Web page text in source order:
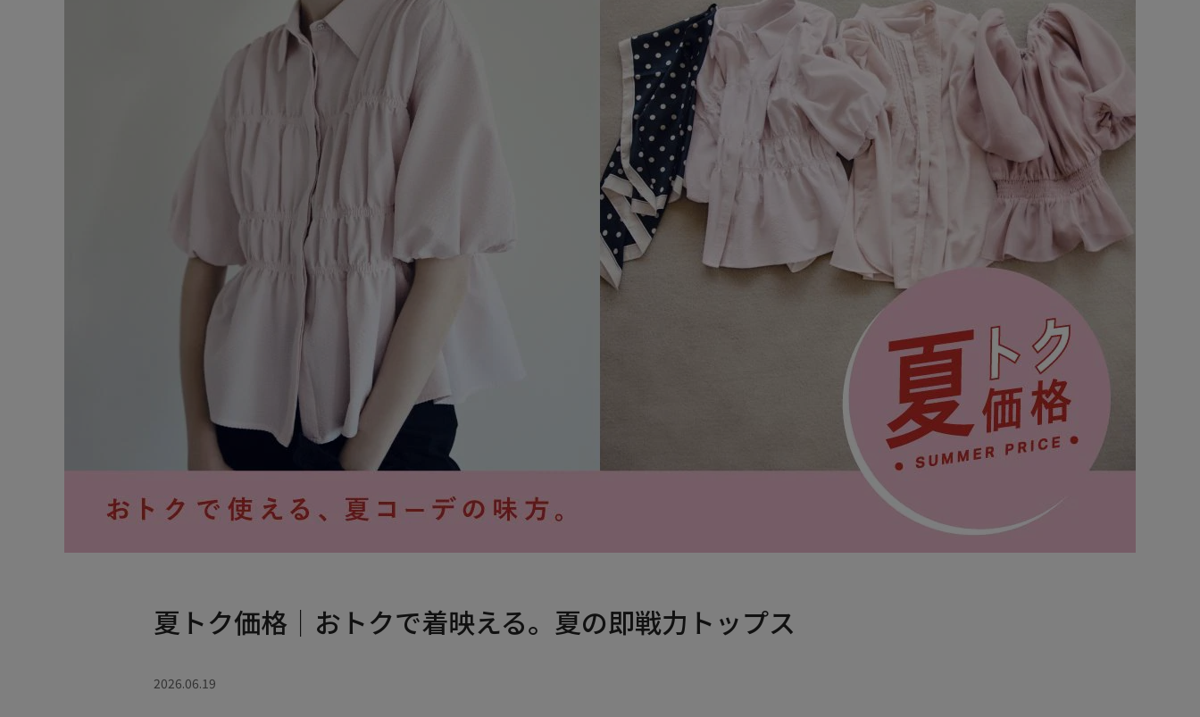
夏トク価格｜おトクで着映える。夏の即戦力トップス
2026.06.19